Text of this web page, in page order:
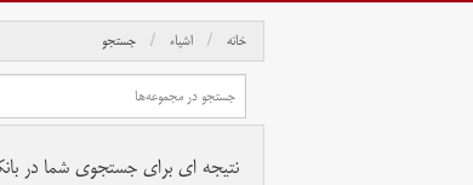
خانه اشیاء جستجو
نتیجه ای برای جستجوی شما در